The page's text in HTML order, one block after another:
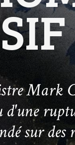
Mark
sur des